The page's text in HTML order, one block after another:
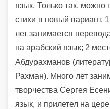
язык. Только так, можно
стихи в новый вариант.
лет занимается
на арабский язык; 2
Абдурахманов
Рахман). Много лет
творчества Сергея
язык, и прилетел на